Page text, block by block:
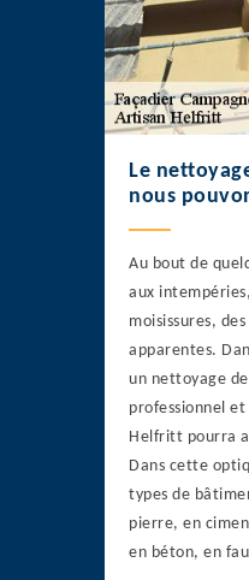
Le
nous
Au bout de
aux
moisissures,
apparentes.
un nettoyage
professionnel
Helfritt pourra
Dans cette
types de
pierre, en
en béton, en